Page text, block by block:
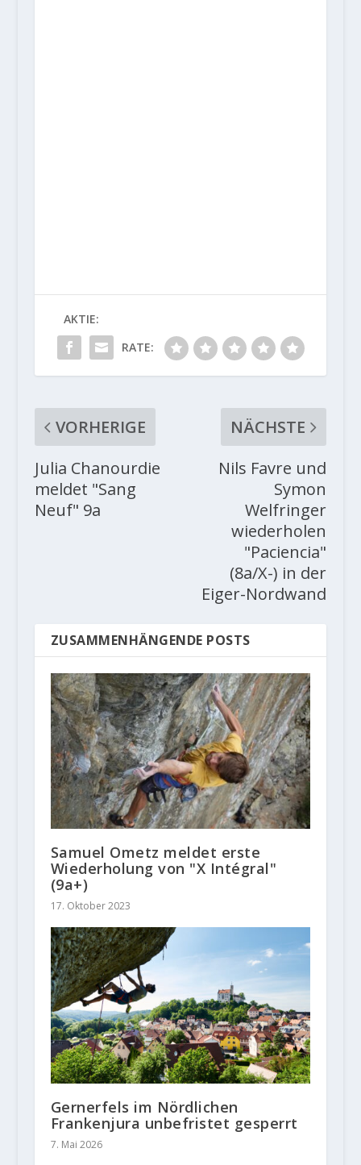
AKTIE:
RATE:
VORHERIGE
Julia Chanourdie
meldet "Sang
Neuf" 9a
NÄCHSTE
Nils Favre und
Symon
Welfringer
wiederholen
"Paciencia"
(8a/X-) in der
Eiger-Nordwand
ZUSAMMENHÄNGENDE POSTS
Samuel Ometz meldet erste
Wiederholung von "X Intégral"
(9a+)
17. Oktober 2023
Gernerfels im Nördlichen
Frankenjura unbefristet gesperrt
7. Mai 2026